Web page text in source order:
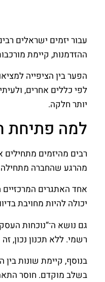
עבור יזמים ישראלים
ההזדמנות, קיימת
הפער בין הציפייה
לפי כללים אחרים,
יותר חלקה.
למה פתיחת
רבים מהיזמים
מהרגע שהחברה מתחילה
אחד האתגרים
יכולה להיות מחויבת
רשמי. ללא תכנון נכון,
בנוסף, קיימת שונות
בשלב מוקדם. חוסר